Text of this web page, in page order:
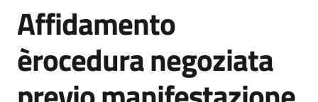
Bandi
e
strumenti
di
Salta al contenuto
Affidamento
èrocedura negoziata